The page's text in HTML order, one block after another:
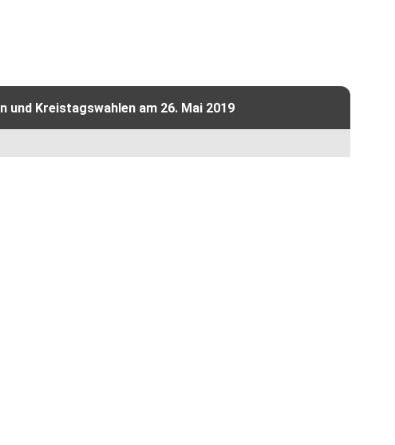
Kreistagswahlen am 26. Mai 2019